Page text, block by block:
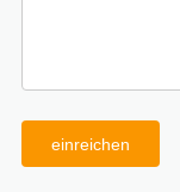
einreichen